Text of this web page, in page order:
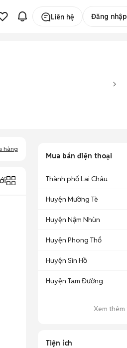
Liên hệ Đăng nhập
hàng
Mua bán điện thoại
Thành phố Lai Châu
Huyện Mường Tè
Huyện Nậm Nhùn
Huyện Phong Thổ
Huyện Sìn Hồ
Huyện Tam Đường
Xem thêm
Tiện ích